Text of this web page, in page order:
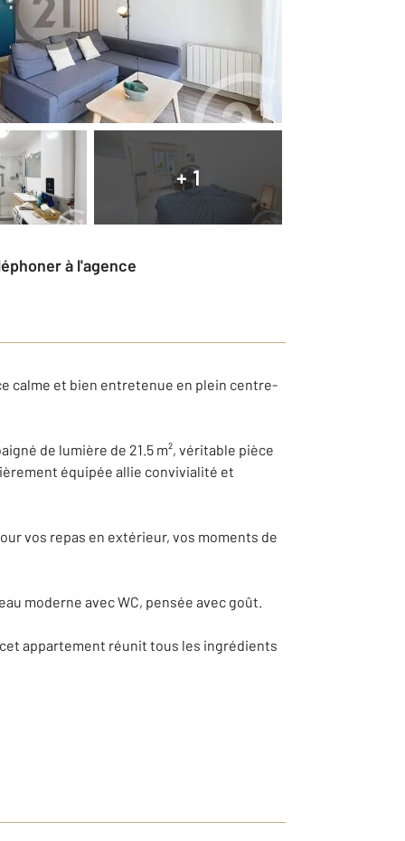
+ 1
à l'agence
calme et bien entretenue en plein centre-
de lumière de 21.5 m², véritable pièce
équipée allie convivialité et
vos repas en extérieur, vos moments de
moderne avec WC, pensée avec goût.
appartement réunit tous les ingrédients